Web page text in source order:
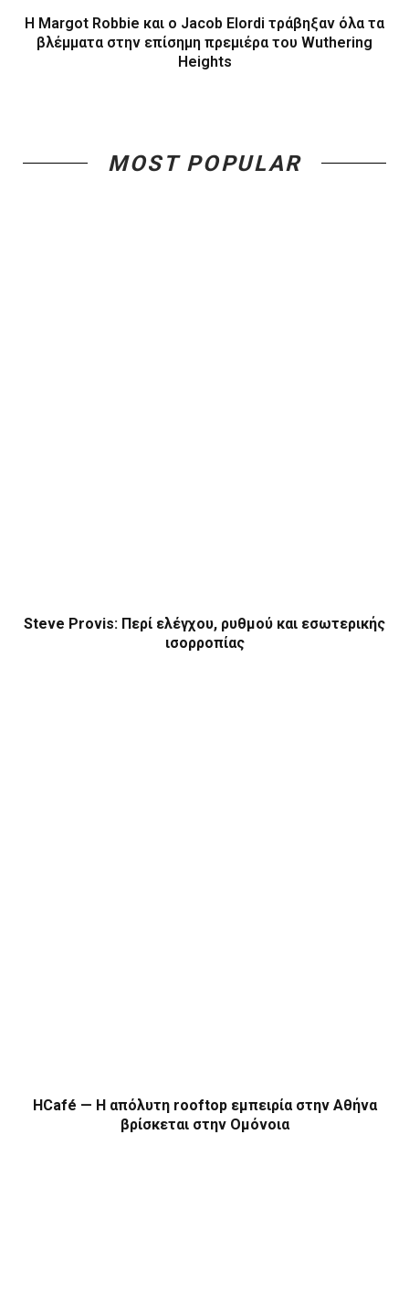
Η Margot Robbie και ο Jacob Elordi τράβηξαν όλα τα
βλέμματα στην επίσημη πρεμιέρα του Wuthering
Heights
MOST POPULAR
Steve Provis: Περί ελέγχου, ρυθμού και εσωτερικής
ισορροπίας
HCafé — Η απόλυτη rooftop εμπειρία στην Αθήνα
βρίσκεται στην Ομόνοια